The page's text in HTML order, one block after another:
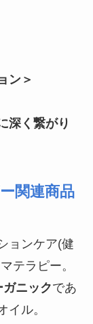
ン＞
深く繋がり
関連商品
ンケア(健
テラピー。
ニックであ
イル。